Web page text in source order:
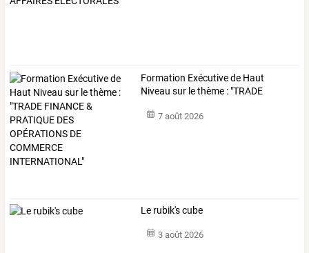
Formation Exécutivede Haut
Niveau sur lethème : "TRADE
7 août 2026
Le rubik's cube
3 août 2026